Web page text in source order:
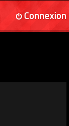
Connexion